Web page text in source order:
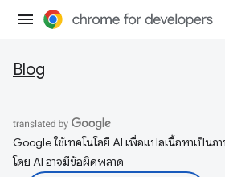
Blog
Google ใช้เทคโนโลยี AI เพื่อแปลเนื้อหาเป็น
โดย AI อาจมีข้อผิดพลาด